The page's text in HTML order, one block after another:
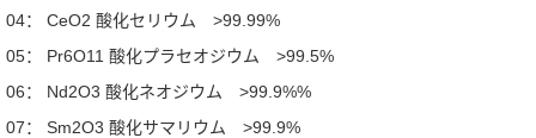
04： CeO2 酸化セリウム >99.99%
05： Pr6O11 酸化プラセオジウム >99.5%
06： Nd2O3 酸化ネオジウム >99.9%%
07： Sm2O3 酸化サマリウム >99.9%